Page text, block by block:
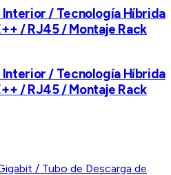
/ Tecnología Híbrida
/ RJ45 / Montaje Rack
/ Tecnología Híbrida
/ RJ45 / Montaje Rack